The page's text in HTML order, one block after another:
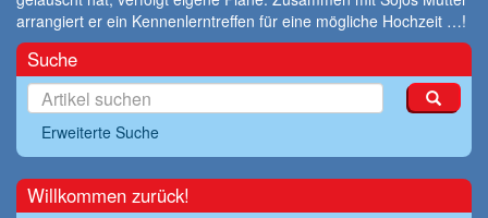
arrangiert er ein Kennenlerntreffen für eine mögliche Hochzeit …!
Suche
Erweiterte Suche
Willkommen zurück!